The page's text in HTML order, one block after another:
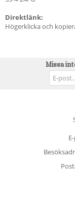
Direktlänk:
Högerklicka och
Missa